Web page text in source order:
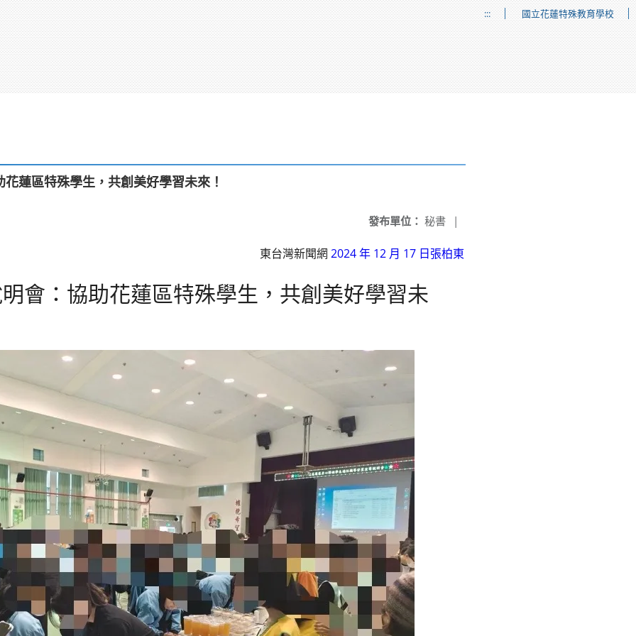
::: 國立花蓮特殊教育學校
蓮區特殊學生，共創美好學習未來！
發布單位： 秘書 |
東台灣新聞網 2024 年 12 月 17 日張柏東
會：協助花蓮區特殊學生，共創美好學習未